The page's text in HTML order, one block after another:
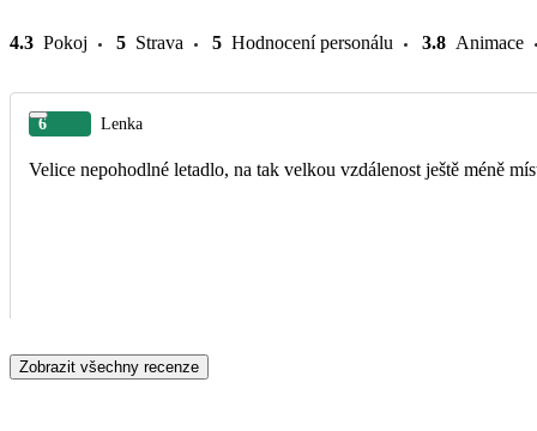
4.3 Pokoj 5 Strava 5 Hodnocení personálu 3.8 Animace
6 Lenka
Velice nepohodlné letadlo, na tak velkou vzdálenost ještě méně
Zobrazit všechny recenze